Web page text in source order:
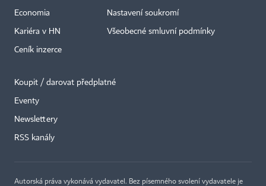
Economia
Kariéra v HN
Ceník inzerce
Nastavení soukromí
Všeobecné smluvní podmínky
Koupit / darovat předplatné
Eventy
Newslettery
RSS kanály
Autorská práva vykonává vydavatel. Bez písemného svolení vydavatele je